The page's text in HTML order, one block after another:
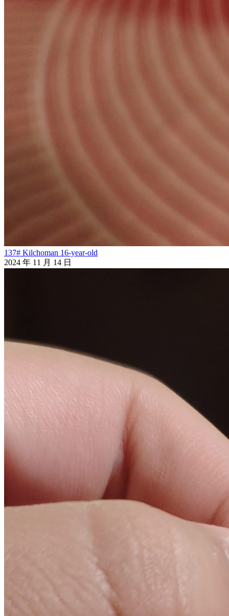
137# Kilchoman 16-year-old
2024 年 11 月 14 日